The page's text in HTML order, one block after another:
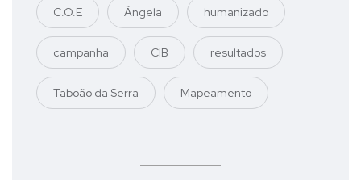
C.O.E Ângela humanizado
campanha CIB resultados
Taboão da Serra Mapeamento